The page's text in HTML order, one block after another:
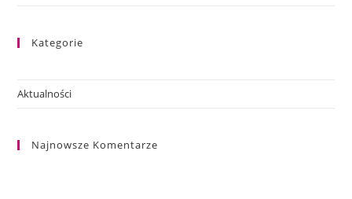
Kategorie
Aktualności
Najnowsze Komentarze